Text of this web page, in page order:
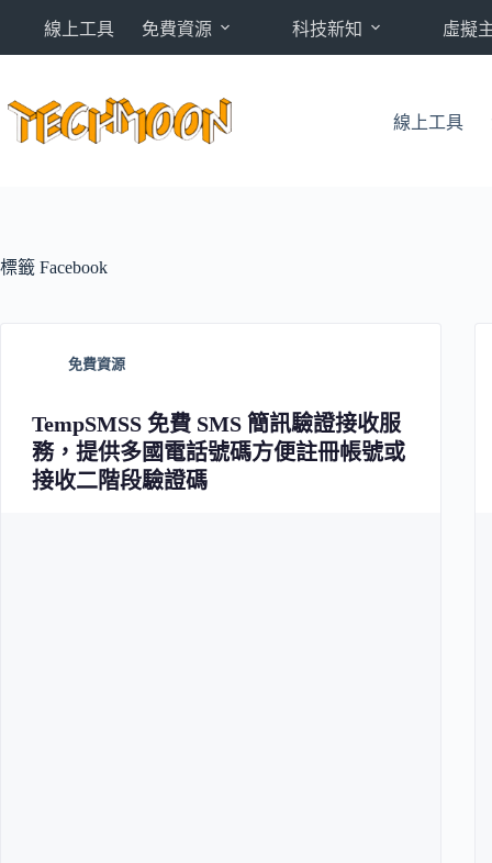
內
線上工具 免費資源 科技新知 虛擬
線上工具
標籤 Facebook
免費資源
TempSMSS 免費 SMS 簡訊驗證接收服
務，提供多國電話號碼方便註冊帳號或
接收二階段驗證碼